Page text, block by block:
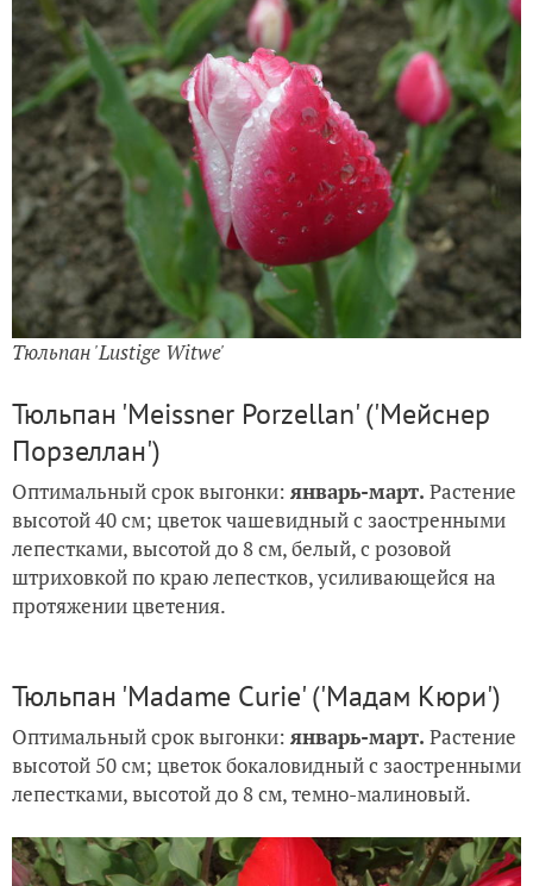
Тюльпан 'Lustige Witwe'
Тюльпан 'Meissner Porzellan' ('Мейснер
Порзеллан')
Оптимальный срок выгонки: январь-март. Растение
высотой 40 см; цветок чашевидный с заостренными
лепестками, высотой до 8 см, белый, с розовой
штриховкой по краю лепестков, усиливающейся на
протяжении цветения.
Тюльпан 'Madame Curie' ('Мадам Кюри')
Оптимальный срок выгонки: январь-март. Растение
высотой 50 см; цветок бокаловидный с заостренными
лепестками, высотой до 8 см, темно-малиновый.